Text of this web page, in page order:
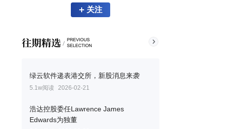
关注
绿云软件递表港交所，新股消息来袭
5.1w阅读 2026-02-21
浩达控股委任Lawrence James
Edwards为独董